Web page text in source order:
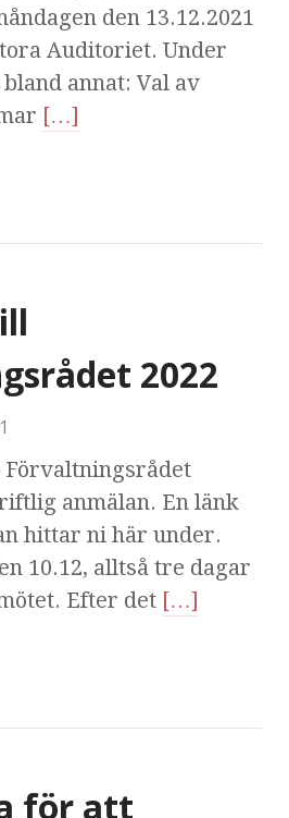
den 13.12.2021
Auditoriet. Under
annat: Val av
[…]
2022
Förvaltningsrådet
anmälan. En länk
hittar ni här under.
10.12, alltså tre dagar
Efter det […]
för att